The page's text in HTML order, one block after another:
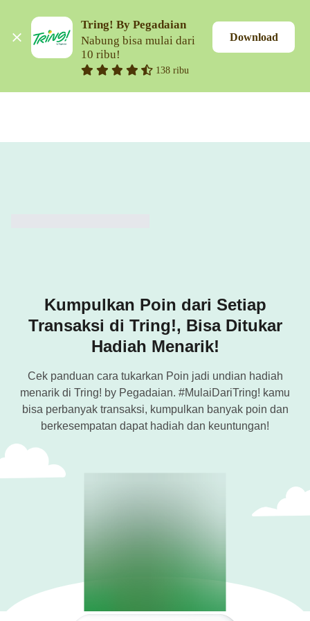
Tring! By Pegadaian
Nabung bisa mulai dari
10 ribu!
138 ribu
Download
Kumpulkan Poin dari Setiap
Transaksi di Tring!, Bisa Ditukar
Hadiah Menarik!
Cek panduan cara tukarkan Poin jadi undian hadiah
menarik di Tring! by Pegadaian. #MulaiDariTring! kamu
bisa perbanyak transaksi, kumpulkan banyak poin dan
berkesempatan dapat hadiah dan keuntungan!